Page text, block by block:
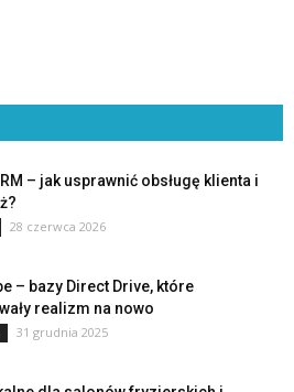
– jak usprawnić obsługę klienta i
28 czerwca 2026
– bazy Direct Drive, które
realizm na nowo
31 grudnia 2025